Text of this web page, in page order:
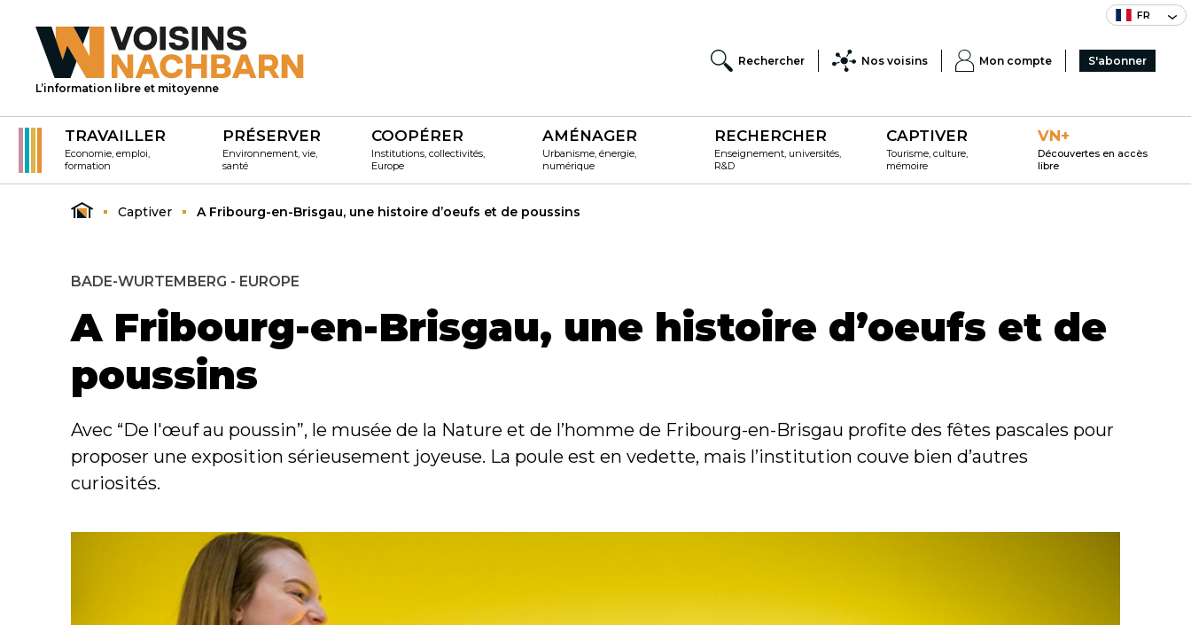
FR
L’information libre et mitoyenne
Rechercher Nos voisins Mon compte S'abonner
TRAVAILLER
Economie, emploi,
formation
PRÉSERVER
Environnement, vie,
santé
COOPÉRER
Institutions, collectivités,
Europe
AMÉNAGER
Urbanisme, énergie,
numérique
RECHERCHER
Enseignement, universités,
R&D
CAPTIVER
Tourisme, culture,
mémoire
VN+
Découvertes en accès
libre
Captiver A Fribourg-en-Brisgau, une histoire d’oeufs et de poussins
BADE-WURTEMBERG - EUROPE
A Fribourg-en-Brisgau, une histoire d’oeufs et de
poussins
Avec “De l'œuf au poussin”, le musée de la Nature et de l’homme de Fribourg-en-Brisgau profite des fêtes pascales pour
proposer une exposition sérieusement joyeuse. La poule est en vedette, mais l’institution couve bien d’autres
curiosités.